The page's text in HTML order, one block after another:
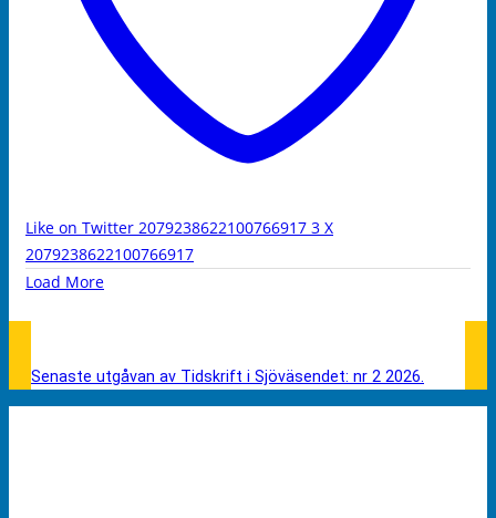
Like on Twitter 2079238622100766917 3 X
2079238622100766917
Load More
Senaste utgåvan av Tidskrift i Sjöväsendet: nr 2 2026.